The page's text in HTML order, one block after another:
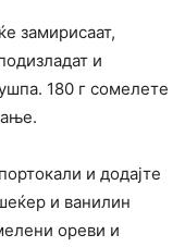
замирисаат,
и
180 г сомелете
и додајте
и ванилин
ореви и